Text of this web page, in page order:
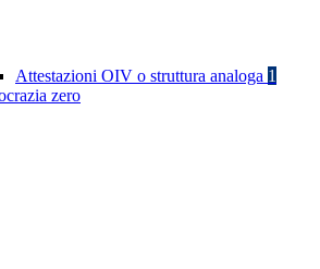
Attestazioni OIV o struttura analoga 1
zero